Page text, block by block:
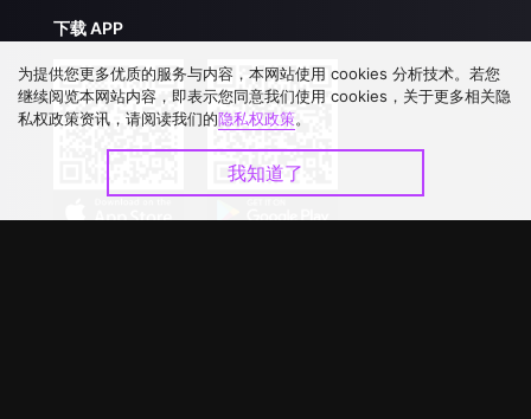
下载 APP
为提供您更多优质的服务与内容，本网站使用 cookies 分析技术。若您
继续阅览本网站内容，即表示您同意我们使用 cookies，关于更多相关隐
私权政策资讯，请阅读我们的隐私权政策。
我知道了